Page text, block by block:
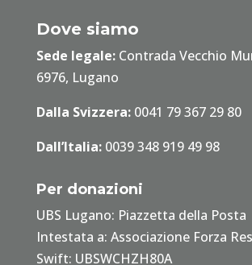
Dove siamo
Sede legale:Contrada Vecchio
6976, Lugano
Dalla Svizzera:0041 79 367 29 80
Dall’Italia:0039 348 919 49 98
Per donazioni
UBS Lugano: Piazzetta della Posta
Intestata a: Associazione Forza
Swift: UBSWCHZH80A